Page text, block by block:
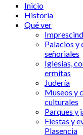
Inicio
Historia
Qué ver
Palacios y
señoriales
Iglesias,
ermitas
Judería
Museos y
culturales
Parques y
Fiestas y
Plasencia